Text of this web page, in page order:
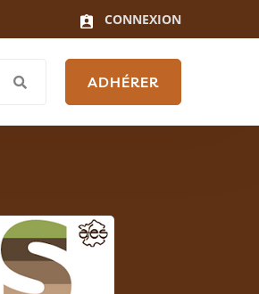
CONNEXION
ADHÉRER